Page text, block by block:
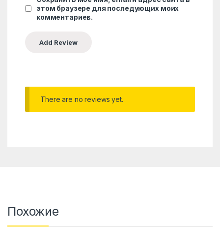
этом браузере для последующих моих
комментариев.
There are no reviews yet.
Похожие